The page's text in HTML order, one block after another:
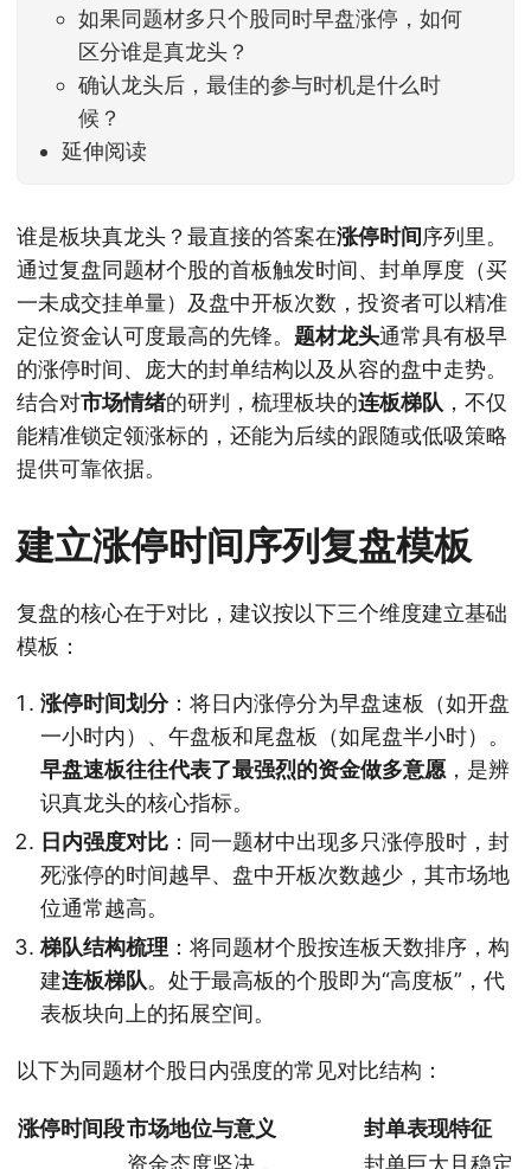
如果同题材多只个股同时早盘涨停，如何
区分谁是真龙头？
确认龙头后，最佳的参与时机是什么时
候？
延伸阅读
谁是板块真龙头？最直接的答案在涨停时间序列里。
通过复盘同题材个股的首板触发时间、封单厚度（买
一未成交挂单量）及盘中开板次数，投资者可以精准
定位资金认可度最高的先锋。 题材龙头通常具有极早
的涨停时间、庞大的封单结构以及从容的盘中走势。
结合对市场情绪的研判，梳理板块的连板梯队 ，不仅
能精准锁定领涨标的，还能为后续的跟随或低吸策略
提供可靠依据。
建立涨停时间序列复盘模板
复盘的核心在于对比，建议按以下三个维度建立基础
模板：
涨停时间划分：将日内涨停分为早盘速板（如开盘
一小时内）、午盘板和尾盘板（如尾盘半小时）。
早盘速板往往代表了最强烈的资金做多意愿 ，是辨
识真龙头的核心指标。
日内强度对比 ：同一题材中出现多只涨停股时，封
死涨停的时间越早、盘中开板次数越少，其市场地
位通常越高。
梯队结构梳理 ：将同题材个股按连板天数排序，构
建连板梯队。处于最高板的个股即为“高度板”，代
表板块向上的拓展空间。
以下为同题材个股日内强度的常见对比结构：
涨停时间段市场地位与意义 封单表现特征
资金态度坚决， 封单巨大且稳定